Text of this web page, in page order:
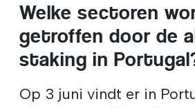
Welke sectoren
getroffen door de
staking in
Op 3 juni vindt er in